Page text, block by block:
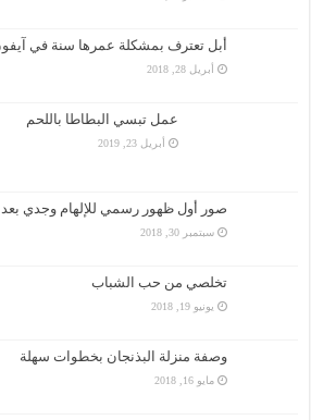
أبل تعترف بمشكلة عمرها سنة في
أبريل 28, 2018
عمل تبسي البطاطا باللحم
أبريل 23, 2019
صور أول ظهور رسمي للإلهام وجدي بعد
سبتمبر 30, 2018
تخلصي من حب الشباب
يونيو 19, 2018
وصفة منزلة البذنجان بخطوات سهلة
مايو 16, 2018